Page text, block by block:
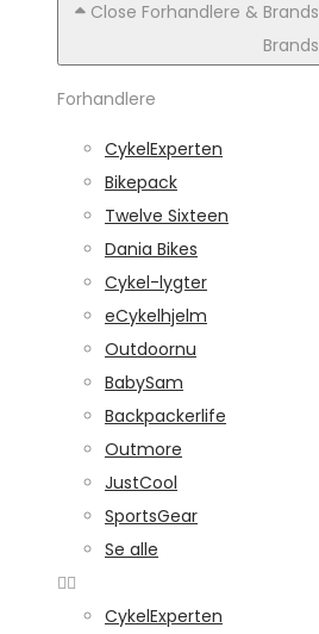
Close Forhandlere & Brands
Brands
Forhandlere
CykelExperten
Bikepack
Twelve Sixteen
Dania Bikes
Cykel-lygter
eCykelhjelm
Outdoornu
BabySam
Backpackerlife
Outmore
JustCool
SportsGear
Se alle
CykelExperten